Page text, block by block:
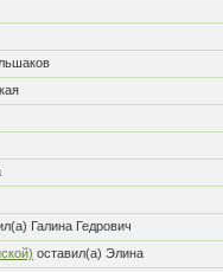
Галина Гедрович
оставил(а) Элина